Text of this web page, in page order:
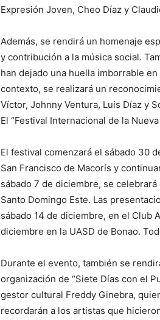
Expresión Joven, Cheo Díaz y
Además, se rendirá un homenaje
y contribución a la música social.
han dejado una huella imborrable
contexto, se realizará un
Víctor, Johnny Ventura, Luis Díaz y
El “Festival Internacional de la
El festival comenzará el sábado 30
San Francisco de Macorís y
sábado 7 de diciembre, se
Santo Domingo Este. Las
sábado 14 de diciembre, en el Club
diciembre en la UASD de Bonao.
Durante el evento, también se
organización de “Siete Días con el
gestor cultural Freddy Ginebra,
recordarán a los artistas que